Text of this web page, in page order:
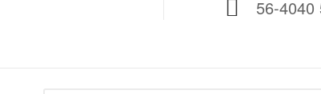
56-4040